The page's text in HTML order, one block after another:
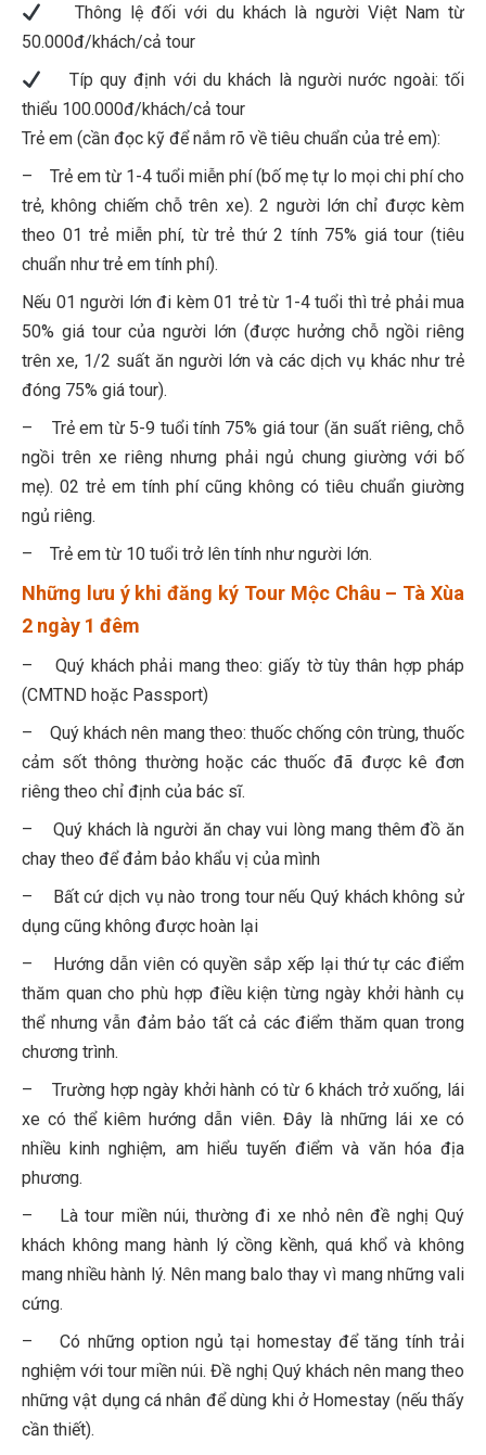
Thông lệ đối với du khách là người Việt Nam từ
50.000đ/khách/cả tour
Típ quy định với du khách là người nước ngoài: tối
thiểu 100.000đ/khách/cả tour
Trẻ em (cần đọc kỹ để nắm rõ về tiêu chuẩn của trẻ em):
– Trẻ em từ 1-4 tuổi miễn phí (bố mẹ tự lo mọi chi phí cho
trẻ, không chiếm chỗ trên xe). 2 người lớn chỉ được kèm
theo 01 trẻ miễn phí, từ trẻ thứ 2 tính 75% giá tour (tiêu
chuẩn như trẻ em tính phí).
Nếu 01 người lớn đi kèm 01 trẻ từ 1-4 tuổi thì trẻ phải mua
50% giá tour của người lớn (được hưởng chỗ ngồi riêng
trên xe, 1/2 suất ăn người lớn và các dịch vụ khác như trẻ
đóng 75% giá tour).
– Trẻ em từ 5-9 tuổi tính 75% giá tour (ăn suất riêng, chỗ
ngồi trên xe riêng nhưng phải ngủ chung giường với bố
mẹ). 02 trẻ em tính phí cũng không có tiêu chuẩn giường
ngủ riêng.
– Trẻ em từ 10 tuổi trở lên tính như người lớn.
Những lưu ý khi đăng ký Tour Mộc Châu – Tà Xùa
2 ngày 1 đêm
– Quý khách phải mang theo: giấy tờ tùy thân hợp pháp
(CMTND hoặc Passport)
– Quý khách nên mang theo: thuốc chống côn trùng, thuốc
cảm sốt thông thường hoặc các thuốc đã được kê đơn
riêng theo chỉ định của bác sĩ.
– Quý khách là người ăn chay vui lòng mang thêm đồ ăn
chay theo để đảm bảo khẩu vị của mình
– Bất cứ dịch vụ nào trong tour nếu Quý khách không sử
dụng cũng không được hoàn lại
– Hướng dẫn viên có quyền sắp xếp lại thứ tự các điểm
thăm quan cho phù hợp điều kiện từng ngày khởi hành cụ
thể nhưng vẫn đảm bảo tất cả các điểm thăm quan trong
chương trình.
– Trường hợp ngày khởi hành có từ 6 khách trở xuống, lái
xe có thể kiêm hướng dẫn viên. Đây là những lái xe có
nhiều kinh nghiệm, am hiểu tuyến điểm và văn hóa địa
phương.
– Là tour miền núi, thường đi xe nhỏ nên đề nghị Quý
khách không mang hành lý cồng kềnh, quá khổ và không
mang nhiều hành lý. Nên mang balo thay vì mang những vali
cứng.
– Có những option ngủ tại homestay để tăng tính trải
nghiệm với tour miền núi. Đề nghị Quý khách nên mang theo
những vật dụng cá nhân để dùng khi ở Homestay (nếu thấy
cần thiết).